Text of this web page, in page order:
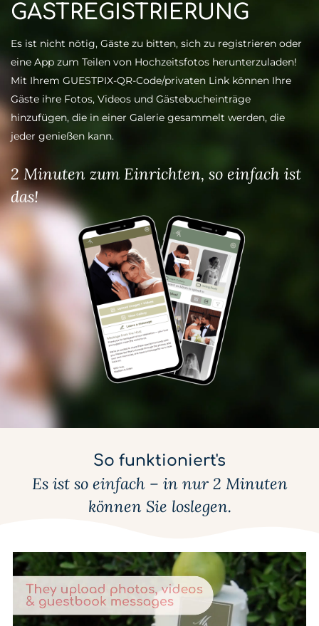
GASTREGISTRIERUNG
Es ist nicht nötig, Gäste zu bitten, sich zu registrieren oder
eine App zum Teilen von Hochzeitsfotos herunterzuladen!
Mit Ihrem GUESTPIX-QR-Code/privaten Link können Ihre
Gäste ihre Fotos, Videos und Gästebucheinträge
hinzufügen, die in einer Galerie gesammelt werden, die
jeder genießen kann.
2 Minuten zum Einrichten, so einfach ist
das!
So funktioniert's
Es ist so einfach – in nur 2 Minuten
können Sie loslegen.